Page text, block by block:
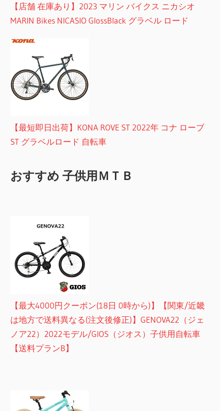
【店舗 在庫あり】2023 マリン バイクス ニカシオ
MARIN Bikes NICASIO GlossBlack グラベル ロード
【最短即日出荷】KONA ROVE ST 2022年 コナ ローブ
ST グラベルロード 自転車
おすすめ 子供用ＭＴＢ
【最大4000円クーポン(18日 0時から)】【関東/近畿
は地方で送料異なる(注文後修正)】GENOVA22（ジェ
ノア22）2022モデル/GIOS（ジオス）子供用自転車
【送料プランB】